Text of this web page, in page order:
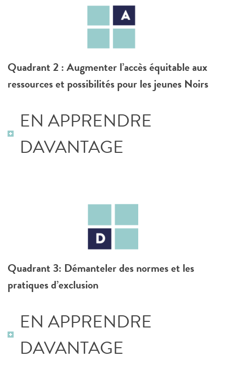
Quadrant 2 :Augmenter l’accès équitable aux
ressources et possibilités pour les jeunes Noirs
EN APPRENDRE
DAVANTAGE
Quadrant 3: Démanteler des normes et les
pratiques d’exclusion
EN APPRENDRE
DAVANTAGE